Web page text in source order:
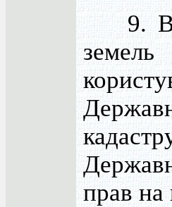
9.
прав